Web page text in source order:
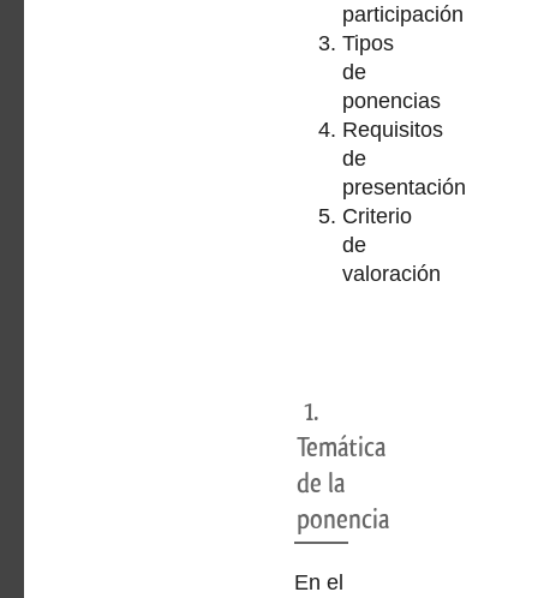
participación
Tipos
de
ponencias
Requisitos
de
presentación
Criterio
de
valoración
1.
Temática
de la
ponencia
En el